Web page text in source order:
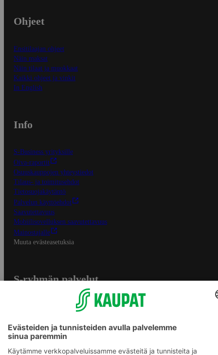
Ohjeet
Ensitilaajan ohjeet
Näin maksat
Näin tilaat ja muokkaat
Kaikki ohjeet ja vinkit
In English
Info
S-Business yrityksille
Oiva-raportit
Osuuskauppojen yhteystiedot
Tilaus- ja toimitusehdot
Tietosuojakäytäntö
Palvelun käyttöehdot
Saavutettavuus
Mobiilisovelluksen saavutettavuus
Mainostajalle
Muuta evästeasetuksia
S-ryhmän palvelut
Yhteishyvä Ruoka -sovellus
S-ostoslista -sovellus
Prisma.fi